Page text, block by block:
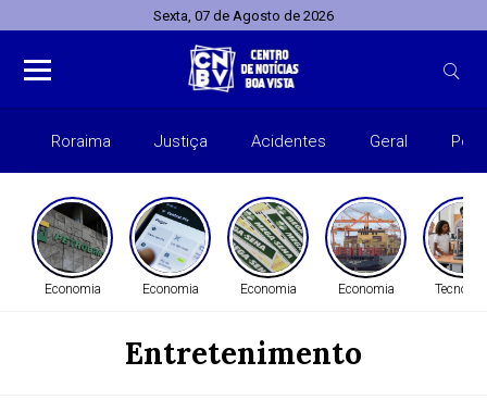
Sexta, 07 de Agosto de 2026
Roraima Justiça Acidentes Geral
Economia Economia Economia Economia
Entretenimento